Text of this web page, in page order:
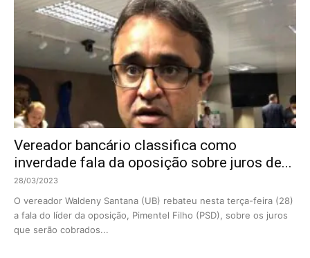
Vereador bancário classifica como
inverdade fala da oposição sobre juros de...
28/03/2023
O vereador Waldeny Santana (UB) rebateu nesta terça-feira (28)
a fala do líder da oposição, Pimentel Filho (PSD), sobre os juros
que serão cobrados...